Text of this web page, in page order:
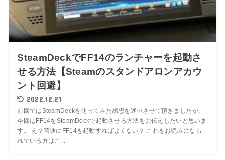
SteamDeckでFF14のランチャーを起動さ
せる方法【Steamのスタンドアロンアカウ
ント回避】
2022.12.21
前回ではSteamDeckを使ってみた感想を述べさせて頂きましたが、
今回はFF14をSteamDeckで起動させる方法をお伝えしたいと思いま
す。 え？普通にFF14を起動すればよくない？ これをお読みになら
れている方はこ...